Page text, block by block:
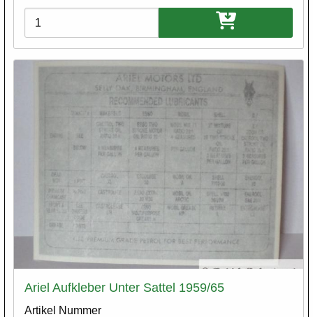
Varianten
Ariel Aufkleber Unter Sattel 1959/65
Artikel Nummer